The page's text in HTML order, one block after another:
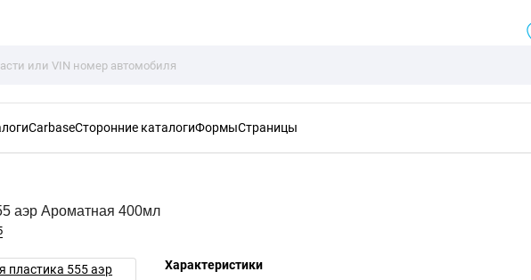
CarbaseСторонние каталогиФормыСтраницы
аэр Ароматная 400мл
Характеристики